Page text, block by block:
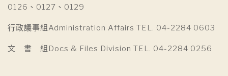
0126、0127、0129
行政議事組Administration Affairs TEL. 04-2284 0603
文 書 組Docs & Files Division TEL. 04-2284 0256